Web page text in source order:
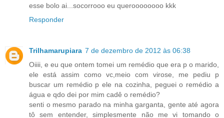
esse bolo ai...socorrooo eu queroooooooo kkk
Responder
Trilhamarupiara 7 de dezembro de 2012 às 06:38
Oiiii, e eu que ontem tomei um remédio que era p o marido,
ele está assim como vc,meio com virose, me pediu p
buscar um remédio p ele na cozinha, peguei o remédio a
água e qdo dei por mim cadê o remédio?
senti o mesmo parado na minha garganta, gente até agora
tô sem entender, simplesmente não me vi tomando o